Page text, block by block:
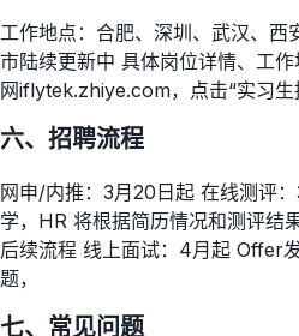
工作地点：合肥、深圳、武汉、
市陆续更新中 具体岗位详情、工
网iflytek.zhiye.com，点击“实习生
六、招聘流程
网申/内推：3月20日起 在线测评
学，HR 将根据简历情况和测评结
后续流程 线上面试：4月起 Offer
题，
七、常见问题